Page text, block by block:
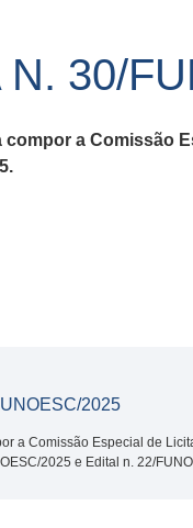
N. 30/
compor a Comissão
2025
a Comissão Especial de
2025 e Edital n. 22/